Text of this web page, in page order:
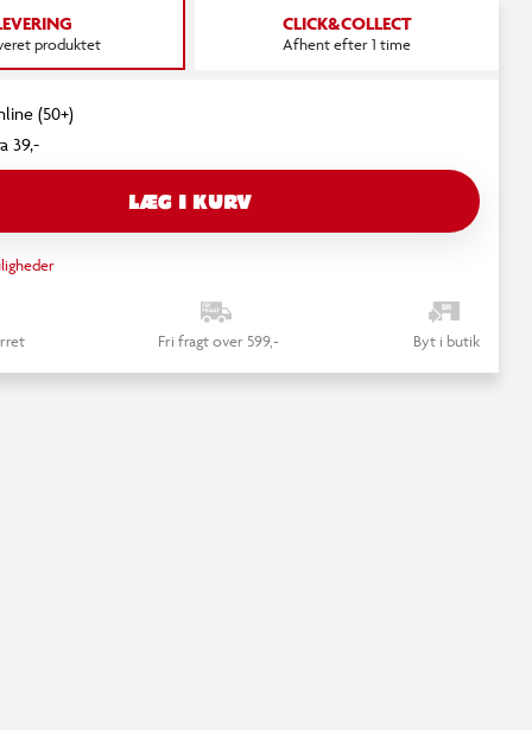
produktet
CLICK&COLLECT
Afhent efter 1 time
(50+)
39,-
LÆG I KURV
Fri fragt over 599,- Byt i butik